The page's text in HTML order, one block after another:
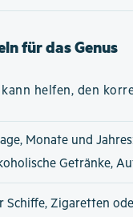
für das Genus
helfen, den
Monate und
Getränke,
Schiffe, Zigaretten